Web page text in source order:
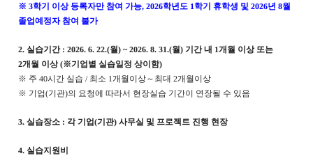
※3학기 이상 등록자만 참여 가능, 2026학년도 1 학기 휴학생 및2026년8월
졸업예정자 참여 불가
2.실습기간 : 2026. 6. 22.(월) ~ 2026. 8. 31.(월)기간 내 1개월 이상 또는
2개월 이상(※기업별 실습일정 상이함)
※ 주40시간 실습/ 최소 1 개월이상～ 최대2개월이상
※ 기업(기관)의 요청에 따라서 현장실습 기간이 연장될 수 있음
3.실습장소 : 각 기업(기관)사무실 및 프로젝트 진행 현장
4.실습지원비